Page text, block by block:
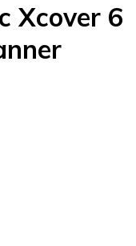
Xcover 6